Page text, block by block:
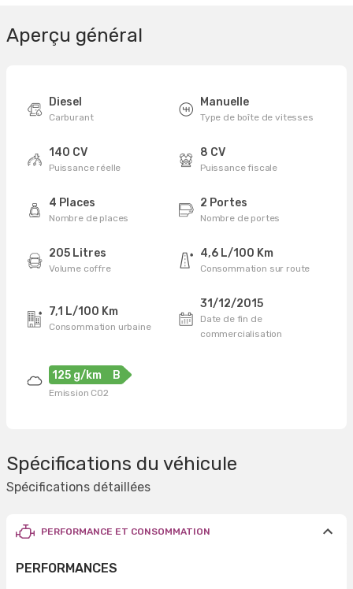
Aperçu général
Diesel
Carburant
Manuelle
Type de boîte de vitesses
140 CV
Puissance réelle
8 CV
Puissance fiscale
4 Places
Nombre de places
2 Portes
Nombre de portes
205 Litres
Volume coffre
4,6 L/100 Km
Consommation sur route
7,1 L/100 Km
Consommation urbaine
31/12/2015
Date de fin de
commercialisation
125 g/km B
Emission CO2
Spécifications du véhicule
Spécifications détaillées
PERFORMANCE ET CONSOMMATION
PERFORMANCES